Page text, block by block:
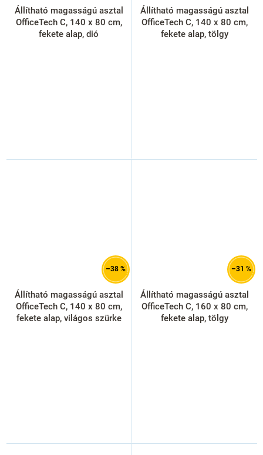
Állítható magasságú asztal
OfficeTech C, 140 x 80 cm,
fekete alap, dió
Állítható magasságú asztal
OfficeTech C, 140 x 80 cm,
fekete alap, tölgy
–38 %
Állítható magasságú asztal
OfficeTech C, 140 x 80 cm,
fekete alap, világos szürke
–31 %
Állítható magasságú asztal
OfficeTech C, 160 x 80 cm,
fekete alap, tölgy